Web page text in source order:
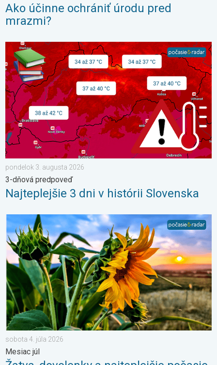
Ako účinne ochrániť úrodu pred
mrazmi?
Najteplejšie 3 dni v histórii Slovenska. 3-dňová predpoveď. . .
pondelok 3. augusta 2026
3-dňová predpoveď
Najteplejšie 3 dni v histórii Slovenska
Žatva, dovolenky a najteplejšie počasie. Mesiac júl. . . sobota
sobota 4. júla 2026
Mesiac júl